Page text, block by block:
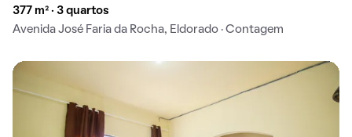
377 m² · 3 quartos
Avenida José Faria da Rocha, Eldorado · Contagem